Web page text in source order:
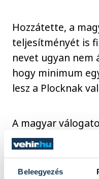
Beleegyezés
Hozzátette, a
teljesítményét is
nevet ugyan nem
hogy minimum
lesz a Plocknak
A magyar
spanyol tréner
az nagy dolog
olimpián